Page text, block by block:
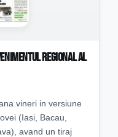
Regional al
vineri in versiune
(Iasi, Bacau,
avand un tiraj